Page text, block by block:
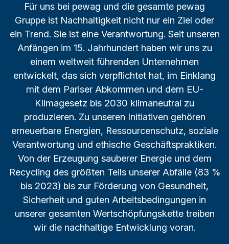
Für uns bei pewag und die gesamte pewag
Gruppe ist Nachhaltigkeit nicht nur ein Ziel oder
ein Trend. Sie ist eine Verantwortung. Seit unseren
Anfängen im 15. Jahrhundert haben wir uns zu
einem weltweit führenden Unternehmen
entwickelt, das sich verpflichtet hat, im Einklang
mit dem Pariser Abkommen und dem EU-
Klimagesetz bis 2030 klimaneutral zu
produzieren. Zu unseren Initiativen gehören
erneuerbare Energien, Ressourcenschutz, soziale
Verantwortung und ethische Geschäftspraktiken.
Von der Erzeugung sauberer Energie und dem
Recycling des größten Teils unserer Abfälle (83 %
bis 2023) bis zur Förderung von Gesundheit,
Sicherheit und guten Arbeitsbedingungen in
unserer gesamten Wertschöpfungskette treiben
wir die nachhaltige Entwicklung voran.